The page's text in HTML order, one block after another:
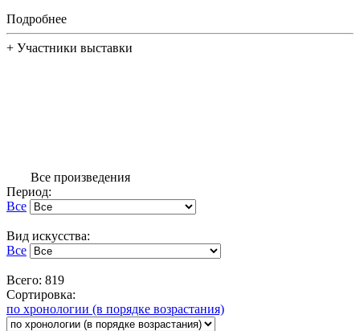
Подробнее
+ Участники выставки
Все произведения
Период:
Все
Вид искусства:
Все
Всего: 819
Сортировка:
по хронологии (в порядке возрастания)